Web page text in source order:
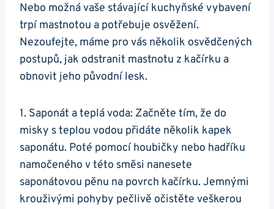
‍Nebo možná vaše stávající kuchyňské vybavení
trpí mastnotou a⁣ potřebuje osvěžení.‍
Nezoufejte, ‌máme pro vás několik osvědčených
postupů, jak⁣ odstranit mastnotu z kačírku a
obnovit jeho⁢ původní lesk.
1. Saponát a teplá voda: Začněte tím, že do
misky ⁣s teplou vodou přidáte několik kapek
saponátu. Poté pomocí houbičky nebo hadříku
‌namočeného‌ v této směsi nanesete
saponátovou pěnu ⁣na povrch kačírku. ‍Jemnými
⁢krouživými pohyby pečlivě očistěte veškerou